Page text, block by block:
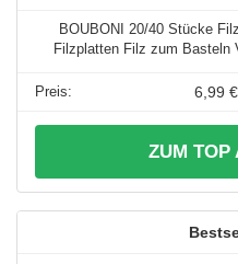
BOUBONI 20/40 Stücke
Filzplatten Filz zum
6,99 €
ZUM TOP